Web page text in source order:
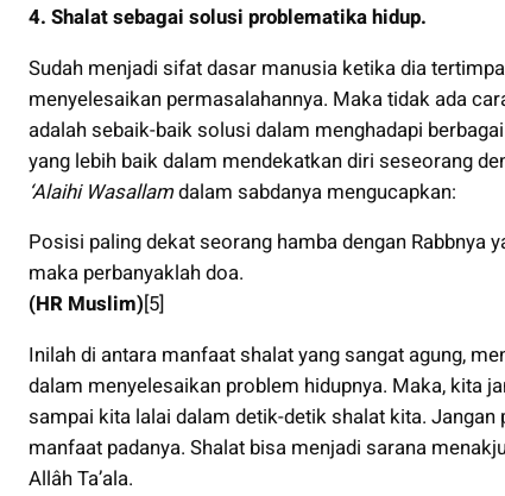
4. Shalat sebagai solusi problematika hidup.
Sudah menjadi sifat dasar manusia ketika dia
menyelesaikan permasalahannya. Maka tidak ada
adalah sebaik-baik solusi dalam menghadapi
yang lebih baik dalam mendekatkan diri seseorang
‘Alaihi Wasallamdalam sabdanya mengucapkan:
Posisi paling dekat seorang hamba dengan Rabbnya
maka perbanyaklah doa.
(HR Muslim)[5]
Inilah di antara manfaat shalat yang sangat agung,
dalam menyelesaikan problem hidupnya. Maka, kita
sampai kita lalai dalam detik-detik shalat kita.
manfaat padanya. Shalat bisa menjadi sarana
Allâh Ta’ala.